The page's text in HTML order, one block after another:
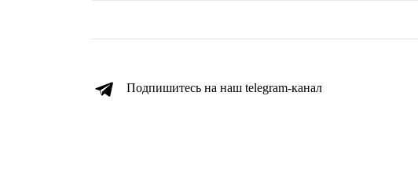
Подпишитесь на наш telegram-канал